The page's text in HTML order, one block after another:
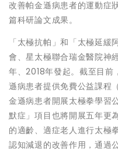
改善帕金遜病患者的運動症
篇科研論文成果。
「太極抗帕」和「太極延
會、星太極聯合瑞金醫院神
年、2018年發起。截至目
遜病患者提供免費公益課程
金遜病患者開展太極拳學習
默症」項目也將開展五年更
的適齡、適症老人進行太極
認知減退的改善作用，通過